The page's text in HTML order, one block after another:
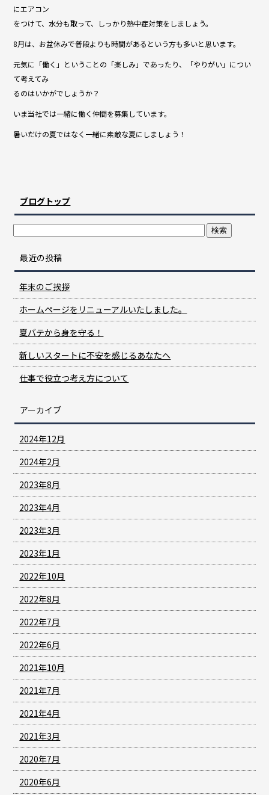
にエアコン
をつけて、水分も取って、しっかり熱中症対策をしましょう。
8月は、お盆休みで普段よりも時間があるという方も多いと思います。
元気に「働く」ということの「楽しみ」であったり、「やりがい」につい
て考えてみ
るのはいかがでしょうか？
いま当社では一緒に働く仲間を募集しています。
暑いだけの夏ではなく一緒に素敵な夏にしましょう！
ブログトップ
最近の投稿
年末のご挨拶
ホームページをリニューアルいたしました。
夏バテから身を守る！
新しいスタートに不安を感じるあなたへ
仕事で役立つ考え方について
アーカイブ
2024年12月
2024年2月
2023年8月
2023年4月
2023年3月
2023年1月
2022年10月
2022年8月
2022年7月
2022年6月
2021年10月
2021年7月
2021年4月
2021年3月
2020年7月
2020年6月